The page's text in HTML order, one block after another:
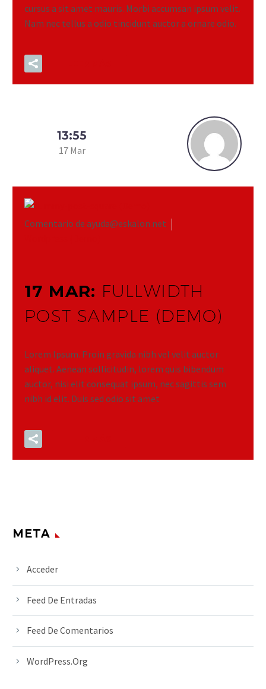
cursus a sit amet mauris. Morbi accumsan ipsum velit.
Nam nec tellus a odio tincidunt auctor a ornare odio.
13:55
17 Mar
Comentario de ayuda@eskalon.net
17 MAR: FULLWIDTH
POST SAMPLE (DEMO)
Lorem Ipsum. Proin gravida nibh vel velit auctor
aliquet. Aenean sollicitudin, lorem quis bibendum
auctor, nisi elit consequat ipsum, nec sagittis sem
nibh id elit. Duis sed odio sit amet
META
Acceder
Feed De Entradas
Feed De Comentarios
WordPress.org